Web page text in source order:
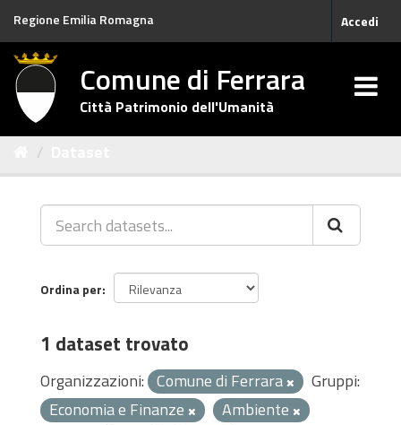
Salta
contenuto
Regione Emilia Romagna Accedi
Comune di Ferrara
Città Patrimonio dell'Umanità
Ordina per
1 dataset trovato
Organizzazioni: Comune di Ferrara
Gruppi:
Economia e Finanze
Ambiente